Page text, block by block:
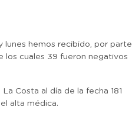
lunes hemos recibido, por parte
cuales 39 fueron negativos
Costa al día de la fecha 181
alta médica.